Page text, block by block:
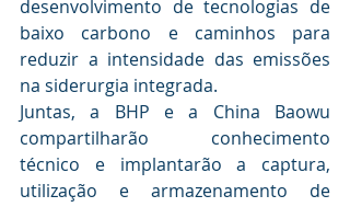
desenvolvimento de tecnologias de
baixo carbono e caminhos para
reduzir a intensidade das emissões
na siderurgia integrada.
Juntas, a BHP e a China Baowu
compartilharão conhecimento
técnico e implantarão a captura,
utilização e armazenamento de